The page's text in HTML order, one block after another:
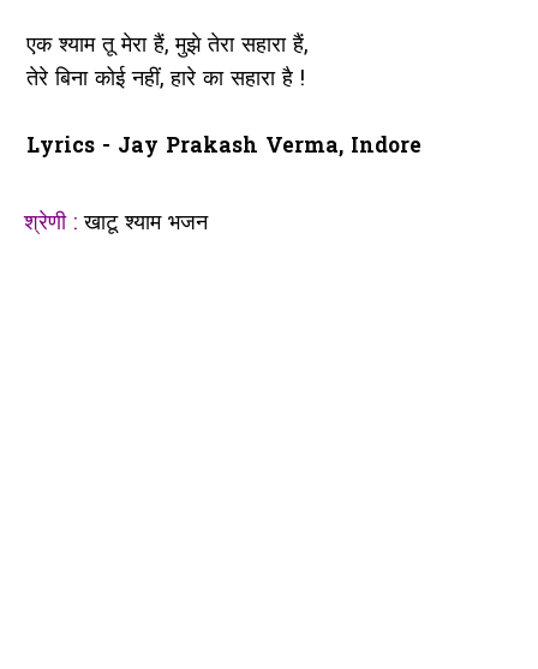
एक श्याम तू मेरा हैं, मुझे तेरा सहारा हैं,
तेरे बिना कोई नहीं, हारे का सहारा है !
Lyrics - Jay Prakash Verma, Indore
श्रेणी :खाटू श्याम भजन